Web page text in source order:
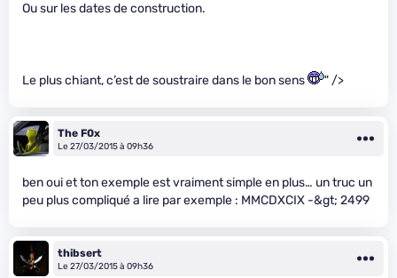
Ou sur les dates de construction.
Le plus chiant, c’est de soustraire dans le bon sens " />
The F0x
Le 27/03/2015 à 09h36
ben oui et ton exemple est vraiment simple en plus… un truc un
peu plus compliqué a lire par exemple : MMCDXCIX -&gt; 2499
thibsert
Le 27/03/2015 à 09h36